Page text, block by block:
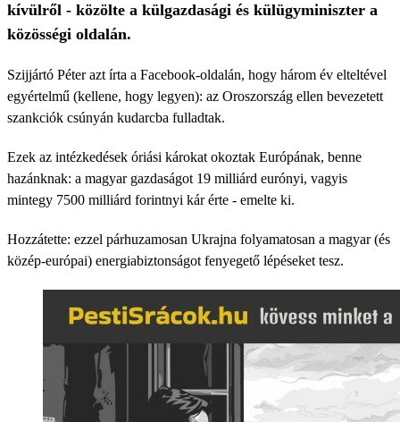
kívülről - közölte a külgazdasági és külügyminiszter a
közösségi oldalán.
Szijjártó Péter azt írta a Facebook-oldalán, hogy három év elteltével
egyértelmű (kellene, hogy legyen): az Oroszország ellen bevezetett
szankciók csúnyán kudarcba fulladtak.
Ezek az intézkedések óriási károkat okoztak Európának, benne
hazánknak: a magyar gazdaságot 19 milliárd eurónyi, vagyis
mintegy 7500 milliárd forintnyi kár érte - emelte ki.
Hozzátette: ezzel párhuzamosan Ukrajna folyamatosan a magyar (és
közép-európai) energiabiztonságot fenyegető lépéseket tesz.